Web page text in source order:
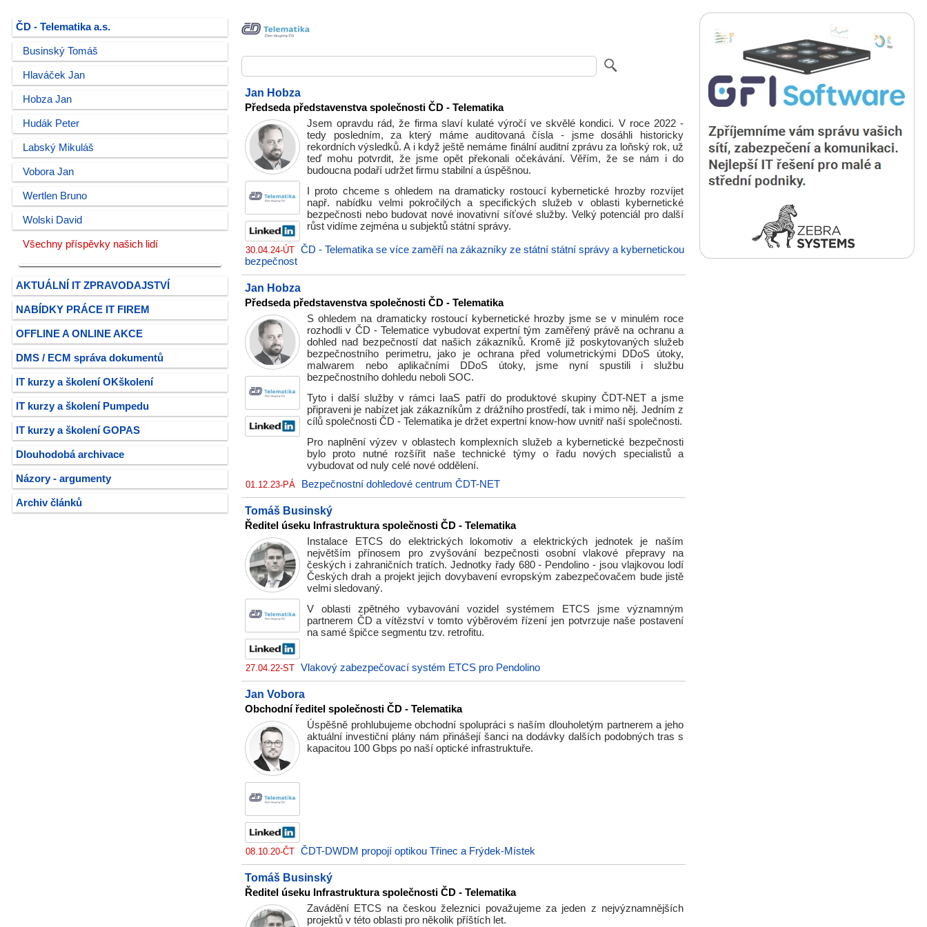
ČD - Telematika a.s.
Businský Tomáš
Hlaváček Jan
Hobza Jan
Hudák Peter
Labský Mikuláš
Vobora Jan
Wertlen Bruno
Wolski David
Všechny příspěvky našich lidí
AKTUÁLNÍ IT ZPRAVODAJSTVÍ
NABÍDKY PRÁCE IT FIREM
OFFLINE A ONLINE AKCE
DMS / ECM správa dokumentů
IT kurzy a školení OKškolení
IT kurzy a školení Pumpedu
IT kurzy a školení GOPAS
Dlouhodobá archivace
Názory - argumenty
Archiv článků
Jan Hobza
Předseda představenstva společnosti ČD - Telematika
Jsem opravdu rád, že firma slaví kulaté výročí ve skvělé kondici. V roce 2022 -
tedy posledním, za který máme auditovaná čísla - jsme dosáhli historicky
rekordních výsledků. A i když ještě nemáme finální auditní zprávu za loňský rok, už
teď mohu potvrdit, že jsme opět překonali očekávání. Věřím, že se nám i do
budoucna podaří udržet firmu stabilní a úspěšnou.
I proto chceme s ohledem na dramaticky rostoucí kybernetické hrozby rozvíjet
např. nabídku velmi pokročilých a specifických služeb v oblasti kybernetické
bezpečnosti nebo budovat nové inovativní síťové služby. Velký potenciál pro další
růst vidíme zejména u subjektů státní správy.
30.04.24-ÚT ČD - Telematika se více zaměří na zákazníky ze státní státní správy a kybernetickou
bezpečnost
Jan Hobza
Předseda představenstva společnosti ČD - Telematika
S ohledem na dramaticky rostoucí kybernetické hrozby jsme se v minulém roce
rozhodli v ČD - Telematice vybudovat expertní tým zaměřený právě na ochranu a
dohled nad bezpečností dat našich zákazníků. Kromě již poskytovaných služeb
bezpečnostního perimetru, jako je ochrana před volumetrickými DDoS útoky,
malwarem nebo aplikačními DDoS útoky, jsme nyní spustili i službu
bezpečnostního dohledu neboli SOC.
Tyto i další služby v rámci IaaS patří do produktové skupiny ČDT-NET a jsme
připraveni je nabízet jak zákazníkům z drážního prostředí, tak i mimo něj. Jedním z
cílů společnosti ČD - Telematika je držet expertní know-how uvnitř naší společnosti.
Pro naplnění výzev v oblastech komplexních služeb a kybernetické bezpečnosti
bylo proto nutné rozšířit naše technické týmy o řadu nových specialistů a
vybudovat od nuly celé nové oddělení.
01.12.23-PÁ Bezpečnostní dohledové centrum ČDT-NET
Tomáš Businský
Ředitel úseku Infrastruktura společnosti ČD - Telematika
Instalace ETCS do elektrických lokomotiv a elektrických jednotek je naším
největším přínosem pro zvyšování bezpečnosti osobní vlakové přepravy na
českých i zahraničních tratích. Jednotky řady 680 - Pendolino - jsou vlajkovou lodí
Českých drah a projekt jejich dovybavení evropským zabezpečovačem bude jistě
velmi sledovaný.
V oblasti zpětného vybavování vozidel systémem ETCS jsme významným
partnerem ČD a vítězství v tomto výběrovém řízení jen potvrzuje naše postavení
na samé špičce segmentu tzv. retrofitu.
27.04.22-ST Vlakový zabezpečovací systém ETCS pro Pendolino
Jan Vobora
Obchodní ředitel společnosti ČD - Telematika
Úspěšně prohlubujeme obchodní spolupráci s naším dlouholetým partnerem a jeho
aktuální investiční plány nám přinášejí šanci na dodávky dalších podobných tras s
kapacitou 100 Gbps po naší optické infrastruktuře.
08.10.20-ČT ČDT-DWDM propojí optikou Třinec a Frýdek-Místek
Tomáš Businský
Ředitel úseku Infrastruktura společnosti ČD - Telematika
Zavádění ETCS na českou železnici považujeme za jeden z nejvýznamnějších
projektů v této oblasti pro několik příštích let.